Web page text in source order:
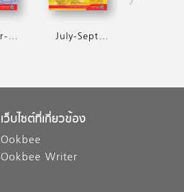
October-December 2018 July-September 2018
เว็บไซต์ที่เกี่ยวข้อง
Ookbee
Ookbee Writer